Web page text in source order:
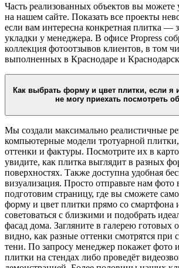
Часть реализованных объектов вы можете
на нашем сайте. Показать все проекты
если вам интересна конкретная плитка —
укладки у менеджера. В офисе Propress
коллекция фотоотзывов клиентов, в том
выполненных в Краснодаре и
Как выбрать форму и цвет плитки, если я
не могу приехать посмотреть
Мы создали максимально реалистичные
компьютерные модели тротуарной
оттенки и фактуры. Посмотрите их в
увидите, как плитка выглядит в разных
поверхностях. Также доступна удобная
визуализация. Просто отправьте нам
подготовим страницу, где вы сможете
форму и цвет плитки прямо со смартфона
советоваться с близкими и подобрать
фасад дома. Загляните в галерею готовых
видно, как разные оттенки смотрятся при
тени. По запросу менеджер покажет фото
плитки на стендах либо проведёт